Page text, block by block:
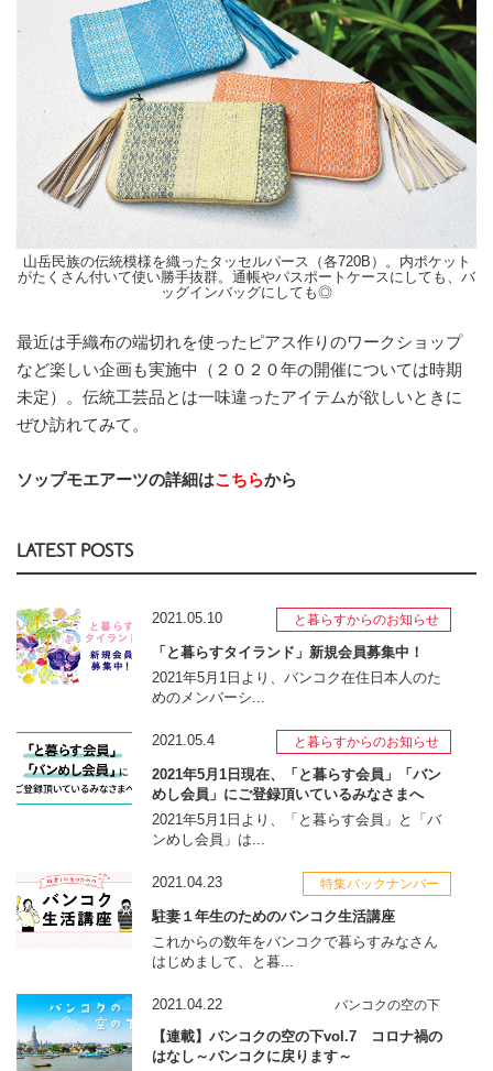
山岳民族の伝統模様を織ったタッセルパース（各720B）。内ポケット
がたくさん付いて使い勝手抜群。通帳やパスポートケースにしても、バ
ッグインバッグにしても◎
最近は手織布の端切れを使ったピアス作りのワークショップ
など楽しい企画も実施中（２０２０年の開催については時期
未定）。伝統工芸品とは一味違ったアイテムが欲しいときに
ぜひ訪れてみて。
ソップモエアーツの詳細はこちらから
LATEST POSTS
2021.05.10 と暮らすからのお知らせ
「と暮らすタイランド」新規会員募集中！
2021年5月1日より、バンコク在住日本人のた
めのメンバーシ...
2021.05.4 と暮らすからのお知らせ
2021年5月1日現在、「と暮らす会員」「バン
めし会員」にご登録頂いているみなさまへ
2021年5月1日より、「と暮らす会員」と「バ
ンめし会員」は...
2021.04.23 特集バックナンバー
駐妻１年生のためのバンコク生活講座
これからの数年をバンコクで暮らすみなさん
はじめまして、と暮...
2021.04.22 バンコクの空の下
【連載】バンコクの空の下vol.7 コロナ禍の
はなし～バンコクに戻ります～